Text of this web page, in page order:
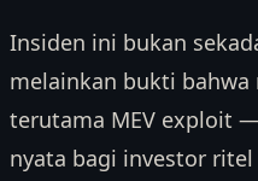
Insiden ini bukan
melainkan bukti
terutama MEV exploit
nyata bagi investor